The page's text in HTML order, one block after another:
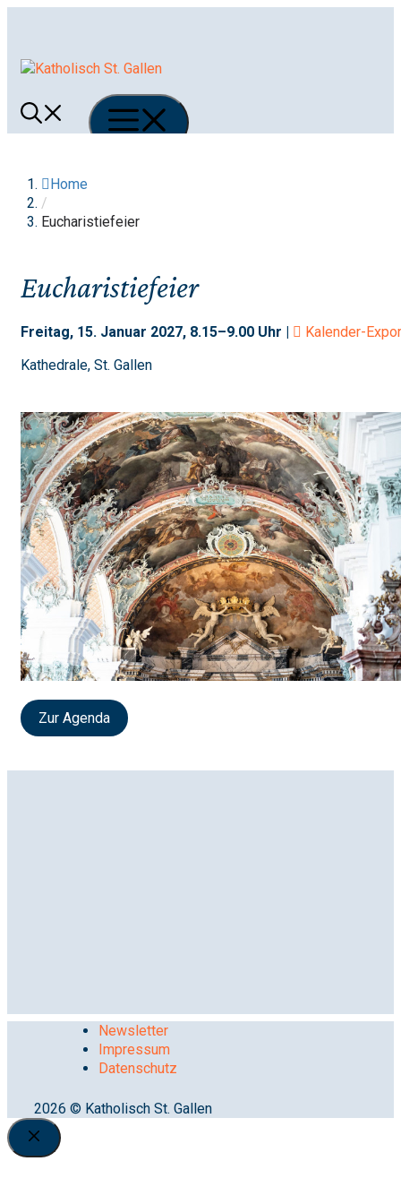
Menü
Home
/
Eucharistiefeier
Eucharistiefeier
Freitag, 15. Januar 2027, 8.15–9.00 Uhr |
Kalender-
Kathedrale, St. Gallen
Zur Agenda
Newsletter
Impressum
Datenschutz
2026 © Katholisch St. Gallen
Close